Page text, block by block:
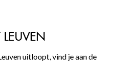
LEUVEN
uitloopt, vind je aan de